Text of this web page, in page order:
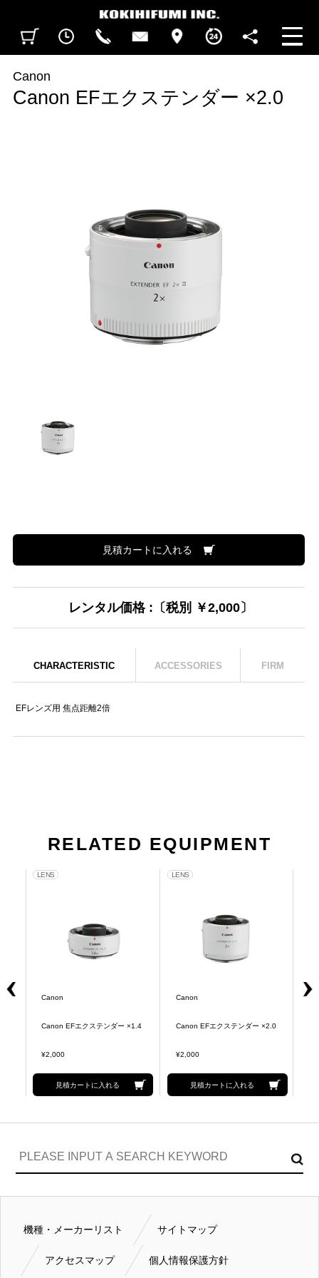
BUSINESS HOURS
FOLLOW US
Canon
Canon EFエクステンダー ×2.0
見積カートに入れる
レンタル価格 :〔税別 ￥2,000〕
CHARACTERISTIC ACCESSORIES FIRM
EFレンズ用 焦点距離2倍
RELATED EQUIPMENT
LENS
Canon
Canon EFエクステンダー ×1.4
¥2,000
見積カートに入れる
LENS
Canon
Canon EFエクステンダー ×2.0
¥2,000
見積カートに入れる
機種・メーカーリスト サイトマップ
アクセスマップ 個人情報保護方針